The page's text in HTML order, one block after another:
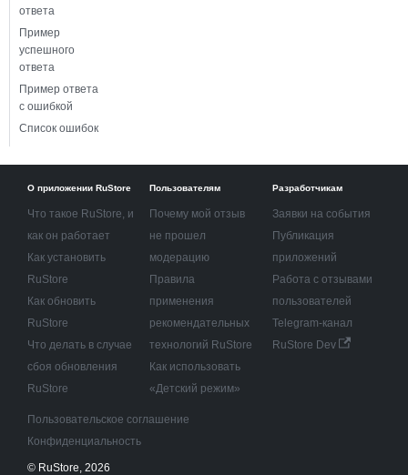
ответа
Пример
успешного
ответа
Пример ответа
с ошибкой
Список ошибок
О приложении RuStore
Что такое RuStore, и
как он работает
Как установить
RuStore
Как обновить
RuStore
Что делать в случае
сбоя обновления
RuStore
Пользователям
Почему мой отзыв
не прошел
модерацию
Правила
применения
рекомендательных
технологий RuStore
Как использовать
«Детский режим»
Разработчикам
Заявки на события
Публикация
приложений
Работа с отзывами
пользователей
Telegram-канал
RuStore Dev
Пользовательское соглашение
Конфиденциальность
© RuStore, 2026